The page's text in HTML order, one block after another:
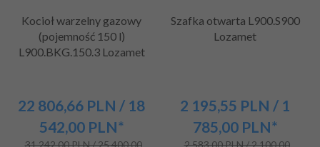
Kocioł warzelny gazowy
(pojemność 150 l)
L900.BKG.150.3 Lozamet
22 806,66 PLN / 18
542,00 PLN*
31 242,00 PLN / 25 400,00
Szafka otwarta L900.S900
Lozamet
2 195,55 PLN / 1
785,00 PLN*
2 583,00 PLN / 2 100,00